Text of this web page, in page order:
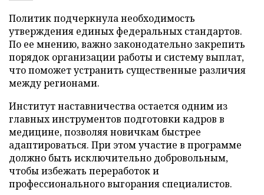
Политик подчеркнула необходимость
утверждения единых федеральных стандартов.
По ее мнению, важно законодательно закрепить
порядок организации работы и систему выплат,
что поможет устранить существенные различия
между регионами.
Институт наставничества остается одним из
главных инструментов подготовки кадров в
медицине, позволяя новичкам быстрее
адаптироваться. При этом участие в программе
должно быть исключительно добровольным,
чтобы избежать переработок и
профессионального выгорания специалистов.